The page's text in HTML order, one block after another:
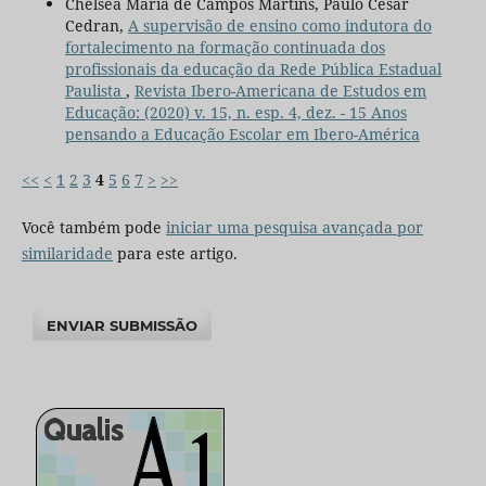
Cedran, A supervisão de ensino como indutora do
fortalecimento na formação continuada dos
profissionais da educação da Rede Pública Estadual
Paulista , Revista Ibero-Americana de Estudos em
Educação: (2020) v. 15, n. esp. 4, dez. - 15 Anos
pensando a Educação Escolar em Ibero-América
<< < 1 2 3 4 5 6 7 > >>
Você também pode iniciar uma pesquisa avançada por
similaridade para este artigo.
ENVIAR SUBMISSÃO